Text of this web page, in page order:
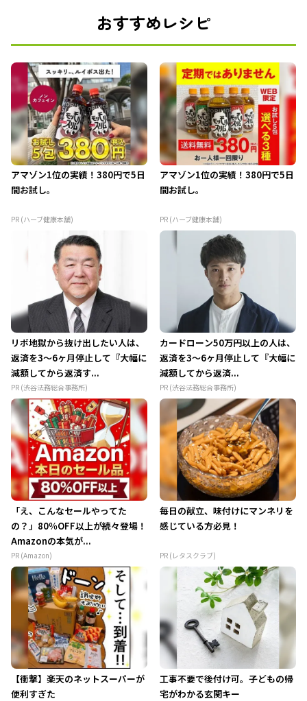
おすすめレシピ
アマゾン1位の実績！380円で5日
間お試し。
PR (ハーブ健康本舗)
アマゾン1位の実績！380円で5日
間お試し。
PR (ハーブ健康本舗)
リボ地獄から抜け出したい人は、
返済を3～6ヶ月停止して『大幅に
減額してから返済す...
PR (渋谷法務総合事務所)
カードローン50万円以上の人は、
返済を3～6ヶ月停止して『大幅に
減額してから返済...
PR (渋谷法務総合事務所)
「え、こんなセールやってた
の？」80％OFF以上が続々登場！
Amazonの本気が...
PR (Amazon)
毎日の献立、味付けにマンネリを
感じている方必見！
PR (レタスクラブ)
【衝撃】楽天のネットスーパーが
便利すぎた
工事不要で後付け可。子どもの帰
宅がわかる玄関キー